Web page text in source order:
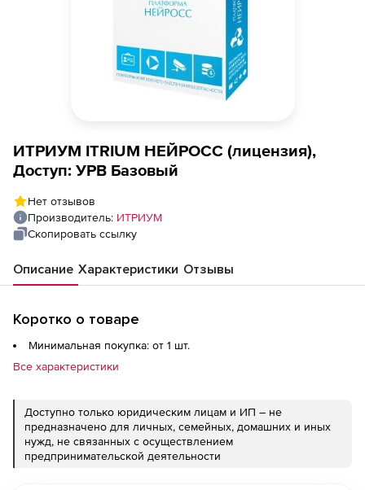
ИТРИУМ ITRIUM НЕЙРОСС (лицензия),
Доступ: УРВ Базовый
Нет отзывов
Производитель: ИТРИУМ
Скопировать ссылку
Описание Характеристики Отзывы
Коротко о товаре
Минимальная покупка: от 1 шт.
Все характеристики
Доступно только юридическим лицам и ИП – не
предназначено для личных, семейных, домашних и иных
нужд, не связанных с осуществлением
предпринимательской деятельности